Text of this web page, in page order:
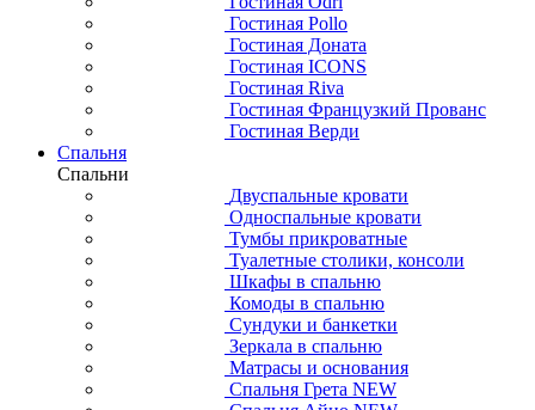
Гостиная Pollo
Гостиная Доната
Гостиная ICONS
Гостиная Riva
Гостиная Французкий Прованс
Гостиная Верди
Спальня
Спальни
Двуспальные кровати
Односпальные кровати
Тумбы прикроватные
Туалетные столики, консоли
Шкафы в спальню
Комоды в спальню
Сундуки и банкетки
Зеркала в спальню
Матрасы и основания
Спальня Грета NEW